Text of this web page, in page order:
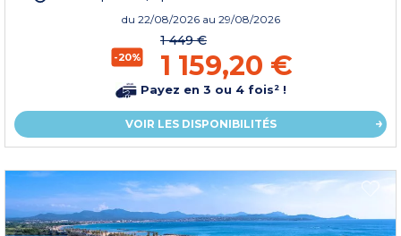
du 22/08/2026 au 29/08/2026
-20%
1 449 €
1 159,20 €
Payez en 3 ou 4 fois² !
VOIR LES DISPONIBILITÉS